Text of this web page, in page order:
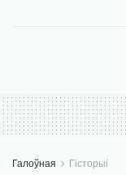
Галоўная Гісторыі